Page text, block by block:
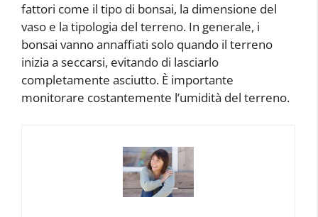
fattori come il tipo di bonsai, la dimensione del
vaso e la tipologia del terreno. In generale, i
bonsai vanno annaffiati solo quando il terreno
inizia a seccarsi, evitando di lasciarlo
completamente asciutto. È importante
monitorare costantemente l’umidità del terreno.